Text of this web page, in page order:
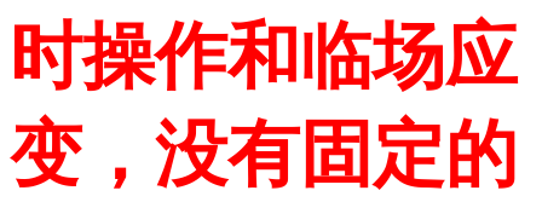
时操作和临场应
变，没有固定的